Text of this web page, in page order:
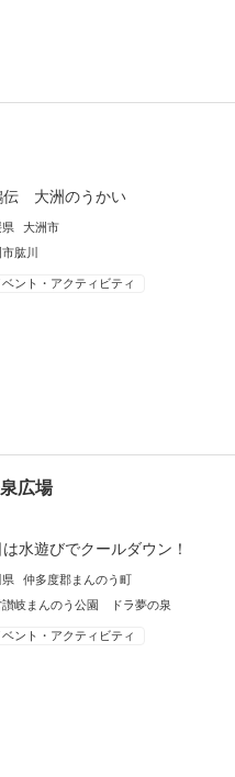
伝 大洲のうかい
県
大洲市
肱川
ント・アクティビティ
広場
水遊びでクールダウン！
県
仲多度郡まんのう町
讃岐まんのう公園 ドラ夢の泉
ント・アクティビティ